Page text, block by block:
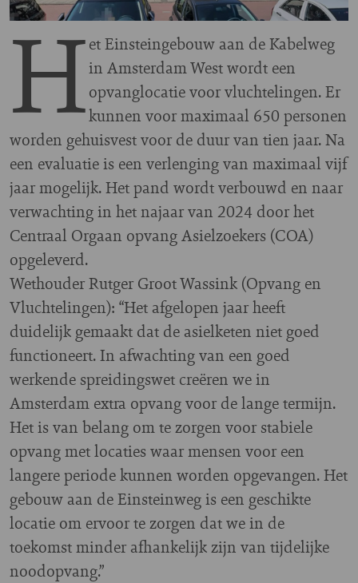
Het Einsteingebouw aan de Kabelweg
in Amsterdam West wordt een
opvanglocatie voor vluchtelingen. Er
kunnen voor maximaal 650 personen
worden gehuisvest voor de duur van tien jaar. Na
een evaluatie is een verlenging van maximaal vijf
jaar mogelijk. Het pand wordt verbouwd en naar
verwachting in het najaar van 2024 door het
Centraal Orgaan opvang Asielzoekers (COA)
opgeleverd.
Wethouder Rutger Groot Wassink (Opvang en
Vluchtelingen): “Het afgelopen jaar heeft
duidelijk gemaakt dat de asielketen niet goed
functioneert. In afwachting van een goed
werkende spreidingswet creëren we in
Amsterdam extra opvang voor de lange termijn.
Het is van belang om te zorgen voor stabiele
opvang met locaties waar mensen voor een
langere periode kunnen worden opgevangen. Het
gebouw aan de Einsteinweg is een geschikte
locatie om ervoor te zorgen dat we in de
toekomst minder afhankelijk zijn van tijdelijke
noodopvang.”